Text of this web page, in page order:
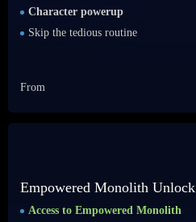
Character powerup
Skip the tedious routine
From
Empowered Monolith Unlock
Access to Empowered Monolith